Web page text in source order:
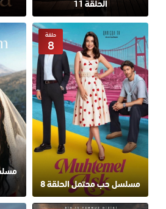
الحلقة 11
مسلسل حب محتمل الحلقة 8
حلقة
8